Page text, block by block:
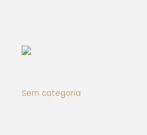
Sem categoria